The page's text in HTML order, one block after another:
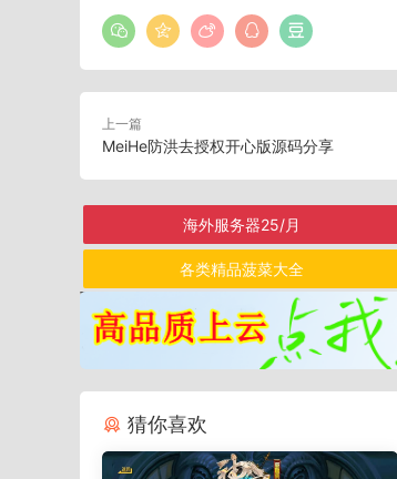
上一篇
MeiHe防洪去授权开心版源码分享
海外服务器25/月
各类精品菠菜大全
猜你喜欢